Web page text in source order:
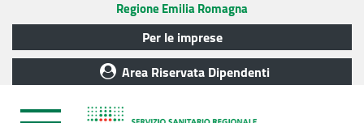
Regione Emilia Romagna
Per le imprese
Area Riservata Dipendenti